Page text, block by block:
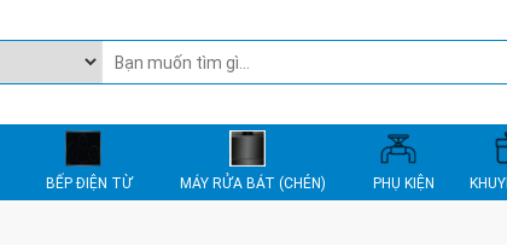
BẾP ĐIỆN TỪ MÁY RỬA BÁT (CHÉN) PHỤ KIỆN